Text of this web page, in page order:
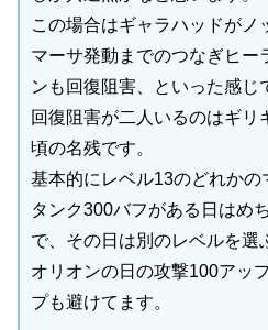
この場合はギャラハッドがノ
マーサ発動までのつなぎヒー
ンも回復阻害、といった感じ
回復阻害が二人いるのはギリ
頃の名残です。
基本的にレベル13のどれかの
タンク300バフがある日はめ
で、その日は別のレベルを選
オリオンの日の攻撃100アッ
プも避けてます。